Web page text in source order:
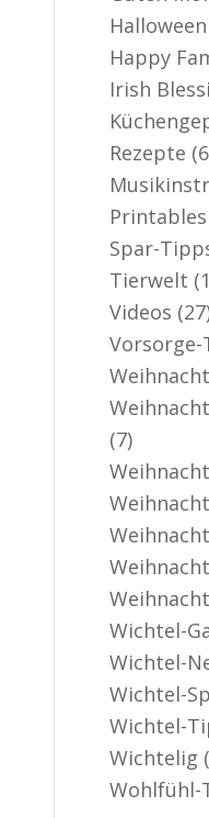
Halloween
Happy
Irish
Rezepte
Printables
Spar-
Tierwelt
Videos
(7)
Wichtel-
Wichtel-
Wichtel-
Wichtel-
Wichtelig
Wohlfühl-